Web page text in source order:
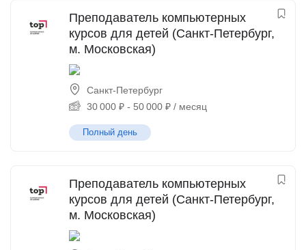
Преподаватель компьютерных
курсов для детей (Санкт-Петербург,
м. Московская)
Санкт-Петербург
30 000 ₽ - 50 000 ₽ / месяц
Полный день
Преподаватель компьютерных
курсов для детей (Санкт-Петербург,
м. Московская)